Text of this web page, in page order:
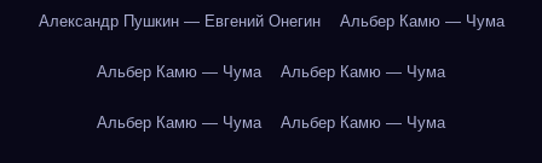
Александр Пушкин — Евгений Онегин Альбер Камю — Чума
Альбер Камю — Чума Альбер Камю — Чума
Альбер Камю — Чума Альбер Камю — Чума